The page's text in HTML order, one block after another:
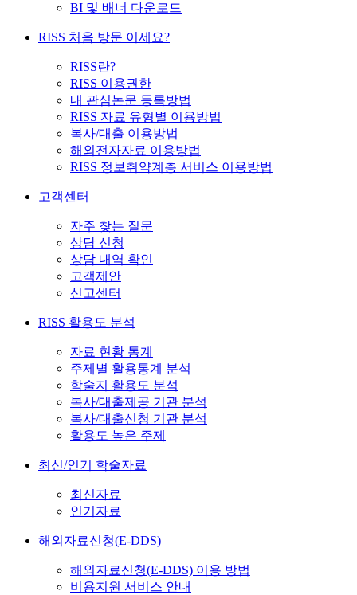
BI 및 배너 다운로드
RISS 처음 방문 이세요?
RISS란?
RISS 이용권한
내 관심논문 등록방법
RISS 자료 유형별 이용방법
복사/대출 이용방법
해외전자자료 이용방법
RISS 정보취약계층 서비스 이용방법
고객센터
자주 찾는 질문
상담 신청
상담 내역 확인
고객제안
신고센터
RISS 활용도 분석
자료 현황 통계
주제별 활용통계 분석
학술지 활용도 분석
복사/대출제공 기관 분석
복사/대출신청 기관 분석
활용도 높은 주제
최신/인기 학술자료
최신자료
인기자료
해외자료신청(E-DDS)
해외자료신청(E-DDS) 이용 방법
비용지원 서비스 안내